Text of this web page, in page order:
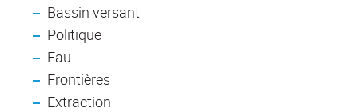
Bassin versant
Politique
Eau
Frontières
Extraction